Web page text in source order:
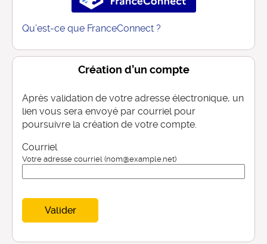
Qu’est-ce que FranceConnect ?
Création d’un compte
Après validation de votre adresse électronique, un
lien vous sera envoyé par courriel pour
poursuivre la création de votre compte.
Courriel
Votre adresse courriel (nom@example.net)
Valider